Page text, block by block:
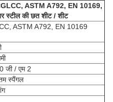
ASTM A792, EN 10169,
स्टील की छत शीट / शीट
ASTM A792, EN 10169
जी / एम 2
स्पैंगल